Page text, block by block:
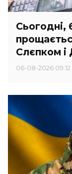
Сьогодні,
Слєпком
06-08-2026 09:12